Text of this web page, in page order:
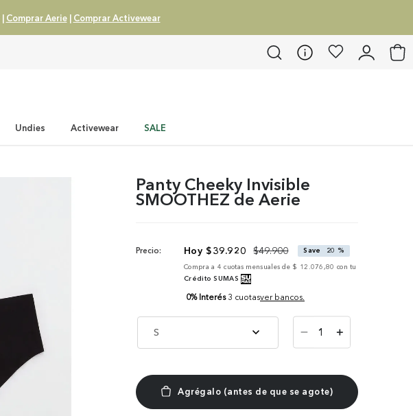
| Comprar Aerie| Comprar Activewear
Undies Activewear SALE
Panty Cheeky Invisible
SMOOTHEZ de Aerie
Precio: $39.920 $49.900 Save
20 %
Compra a 4 cuotas mensuales de $ 12.076,80 con tu
Crédito SUMAS
0% Interés 3 cuotasver bancos.
S ＋
－